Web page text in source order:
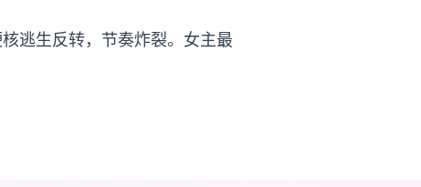
逃生反转，节奏炸裂。女主最